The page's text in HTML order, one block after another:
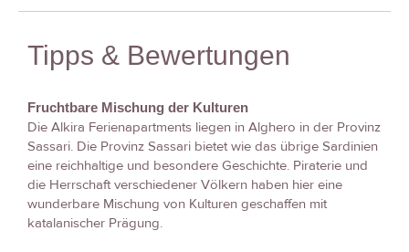
Tipps & Bewertungen
Fruchtbare Mischung der Kulturen
Die Alkira Ferienapartments liegen in Alghero in der Provinz
Sassari. Die Provinz Sassari bietet wie das übrige Sardinien
eine reichhaltige und besondere Geschichte. Piraterie und
die Herrschaft verschiedener Völkern haben hier eine
wunderbare Mischung von Kulturen geschaffen mit
katalanischer Prägung.